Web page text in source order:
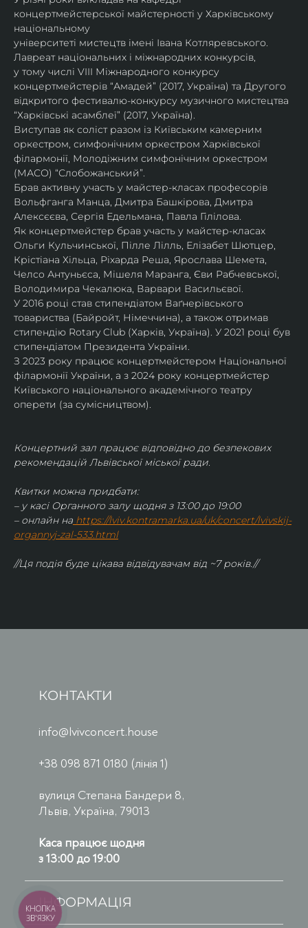
концертмейстерської майстерності у Харківському
національному
університеті мистецтв імені Івана Котляревського.
Лавреат національних і міжнародних конкурсів,
у тому числі VIII Міжнародного конкурсу
концертмейстерів “Амадей” (2017, Україна) та Другого
відкритого фестивалю-конкурсу музичного мистецтва
“Харківські асамблеї” (2017, Україна).
Виступав як соліст разом із Київським камерним
оркестром, симфонічним оркестром Харківської
філармонії, Молодіжним симфонічним оркестром
(МАСО) “Слобожанський”.
Брав активну участь у майстер-класах професорів
Вольфганга Манца, Дмитра Башкірова, Дмитра
Алексєєва, Сергія Едельмана, Павла Гілілова.
Як концертмейстер брав участь у майстер-класах
Ольги Кульчинської, Пілле Лілль, Елізабет Шютцер,
Крістіана Хільца, Ріхарда Реша, Ярослава Шемета,
Челсо Антуньєса, Мішеля Маранга, Єви Рабчевської,
Володимира Чекалюка, Варвари Васильєвої.
У 2016 році став стипендіатом Ваґнерівського
товариства (Байройт, Німеччина), а також отримав
стипендію Rotary Club (Харків, Україна). У 2021 році був
стипендіатом Президента України.
З 2023 року працює концертмейстером Національної
філармонії України, а з 2024 року концертмейстер
Київського національного академічного театру
оперети (за сумісництвом).
Концертний зал працює відповідно до безпекових
рекомендацій Львівської міської ради.
Квитки можна придбати:
– у касі Органного залу щодня з 13:00 до 19:00
– онлайн на https://lviv.kontramarka.ua/uk/concert/lvivskij-
organnyj-zal-533.html
//Ця подія буде цікава відвідувачам від ~7 років.//
КОНТАКТИ
info@lvivconcert.house
+38 098 871 0180 (лінія 1)
вулиця Степана Бандери 8,
Львів, Україна, 79013
Каса працює щодня
з 13:00 до 19:00
ІНФОРМАЦІЯ
КНОПКА
ЗВ'ЯЗКУ